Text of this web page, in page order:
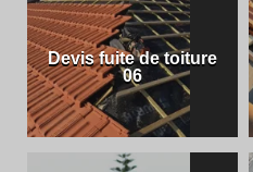
Devis fuite de toiture
06